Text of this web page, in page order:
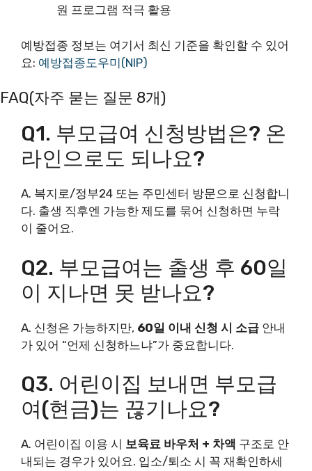
원 프로그램 적극 활용
예방접종 정보는 여기서 최신 기준을 확인할 수 있어
요: 예방접종도우미(NIP)
FAQ(자주 묻는 질문 8개)
Q1. 부모급여 신청방법은? 온
라인으로도 되나요?
A. 복지로/정부24 또는 주민센터 방문으로 신청합니
다. 출생 직후엔 가능한 제도를 묶어 신청하면 누락
이 줄어요.
Q2. 부모급여는 출생 후 60일
이 지나면 못 받나요?
A. 신청은 가능하지만, 60일 이내 신청 시 소급 안내
가 있어 “언제 신청하느냐”가 중요합니다.
Q3. 어린이집 보내면 부모급
여(현금)는 끊기나요?
A. 어린이집 이용 시 보육료 바우처 + 차액 구조로 안
내되는 경우가 있어요. 입소/퇴소 시 꼭 재확인하세